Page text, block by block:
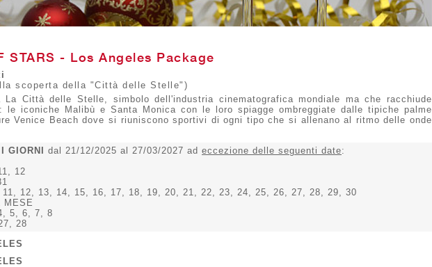
STARS - Los Angeles Package
scoperta della "Città delle Stelle")
La Città delle Stelle, simbolo dell'industria cinematografica mondiale ma che racchiude
le iconiche Malibù e Santa Monica con le loro spiagge ombreggiate dalle tipiche palme
Venice Beach dove si riuniscono sportivi di ogni tipo che si allenano al ritmo delle onde
GIORNI dal 21/12/2025 al 27/03/2027 ad eccezione delle seguenti date:
12
12, 13, 14, 15, 16, 17, 18, 19, 20, 21, 22, 23, 24, 25, 26, 27, 28, 29, 30
MESE
5, 6, 7, 8
28